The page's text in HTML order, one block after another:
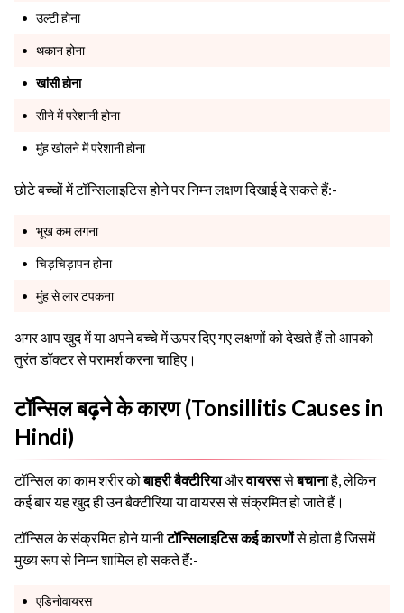
उल्टी होना
थकान होना
खांसी होना
सीने में परेशानी होना
मुंह खोलने में परेशानी होना
छोटे बच्चों में टॉन्सिलाइटिस होने पर निम्न लक्षण दिखाई दे सकते हैं:-
भूख कम लगना
चिड़चिड़ापन होना
मुंह से लार टपकना
अगर आप खुद में या अपने बच्चे में ऊपर दिए गए लक्षणों को देखते हैं तो आपको
तुरंत डॉक्टर से परामर्श करना चाहिए।
टॉन्सिल बढ़ने के कारण (Tonsillitis Causes in
Hindi)
टॉन्सिल का काम शरीर कोबाहरी बैक्टीरियाऔरवायरससेबचानाहै, लेकिन
कई बार यह खुद ही उन बैक्टीरिया या वायरस से संक्रमित हो जाते हैं।
टॉन्सिल के संक्रमित होने यानीटॉन्सिलाइटिस कई कारणोंसे होता है जिसमें
मुख्य रूप से निम्न शामिल हो सकते हैं:-
एडिनोवायरस